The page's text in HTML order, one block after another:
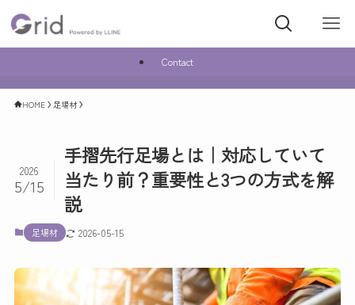
Contact
HOME 足場材
手摺先行足場とは｜対応していて
当たり前？重要性と3つの方式を解
説
2026
5/15
足場材 2026-05-15